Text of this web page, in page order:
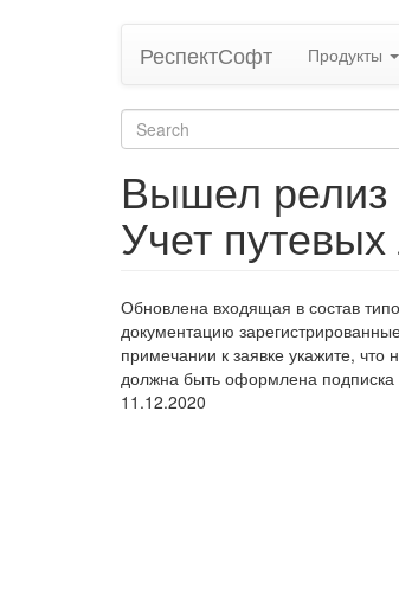
РеспектСофт Продукты
Search
form
Вышел релиз
Учет
Обновлена входящая в состав
документацию
примечании к заявке укажите,
должна быть оформлена
11.12.2020